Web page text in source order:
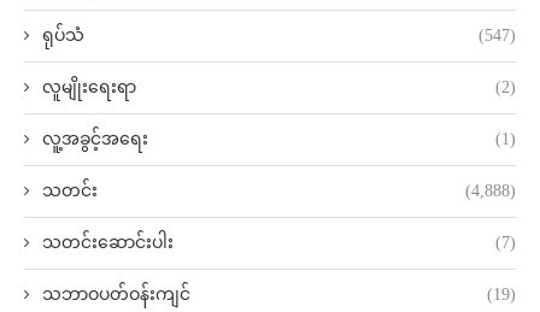
ရုပ်သံ (547)
လူမျိုးရေးရာ (2)
လူ့အခွင့်အရေး (1)
သတင်း (4,888)
သတင်းဆောင်းပါး (7)
သဘာဝပတ်ဝန်းကျင် (19)